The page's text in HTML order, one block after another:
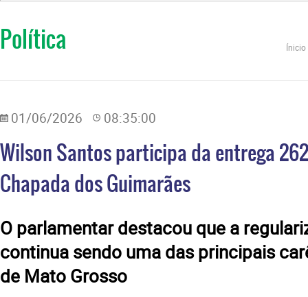
Política Ínicio
01/06/2026 08:35:00
Wilson Santos participa da entrega
Chapada dos Guimarães
​O parlamentar destacou que a
continua sendo uma das principais
de Mato Grosso